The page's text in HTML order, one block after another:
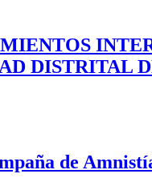
DISTRITAL
de